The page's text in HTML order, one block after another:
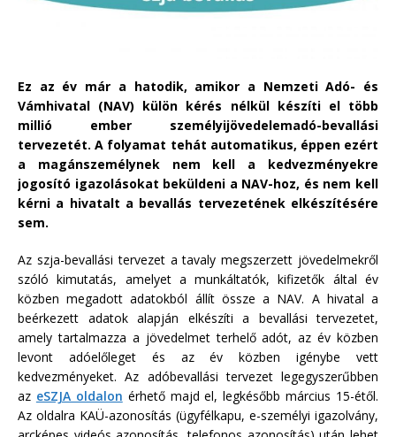
Ez az év már a hatodik, amikor a Nemzeti Adó- és
Vámhivatal (NAV) külön kérés nélkül készíti el több
millió ember személyijövedelemadó-bevallási
tervezetét. A folyamat tehát automatikus, éppen ezért
a magánszemélynek nem kell a kedvezményekre
jogosító igazolásokat beküldeni a NAV-hoz, és nem kell
kérni a hivatalt a bevallás tervezetének elkészítésére
sem.
Az szja-bevallási tervezet a tavaly megszerzett jövedelmekről
szóló kimutatás, amelyet a munkáltatók, kifizetők által év
közben megadott adatokból állít össze a NAV. A hivatal a
beérkezett adatok alapján elkészíti a bevallási tervezetet,
amely tartalmazza a jövedelmet terhelő adót, az év közben
levont adóelőleget és az év közben igénybe vett
kedvezményeket. Az adóbevallási tervezet legegyszerűbben
az eSZJA oldalon érhető majd el, legkésőbb március 15-étől.
Az oldalra KAÜ-azonosítás (ügyfélkapu, e-személyi igazolvány,